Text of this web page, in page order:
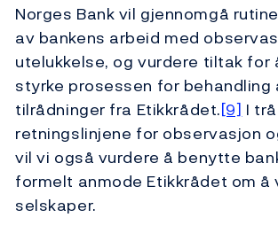
Norges Bank vil gjennomgå
av bankens arbeid med
utelukkelse, og vurdere tiltak for
styrke prosessen for behandling
tilrådninger fra Etikkrådet.[9] I
retningslinjene for observasjon
vil vi også vurdere å benytte
formelt anmode Etikkrådet om å
selskaper.